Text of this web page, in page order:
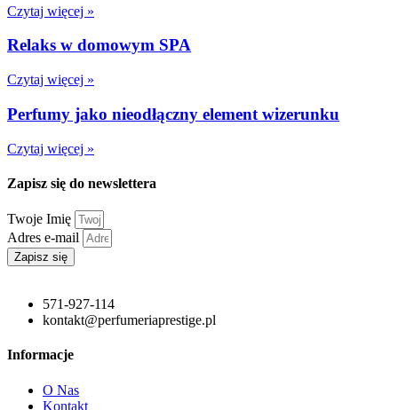
Czytaj więcej »
Relaks w domowym SPA
Czytaj więcej »
Perfumy jako nieodłączny element wizerunku
Czytaj więcej »
Zapisz się do newslettera
Twoje Imię
Adres e-mail
Zapisz się
571-927-114
kontakt@perfumeriaprestige.pl
Informacje
O Nas
Kontakt